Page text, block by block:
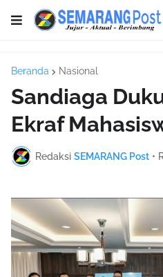
Beranda Nasional
Sandiaga
Ekraf
Redaksi SEMARANG Post •